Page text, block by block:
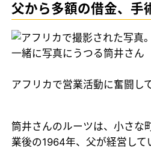
父から多額の借金、手
アフリカで営業活動に奮闘し
筒井さんのルーツは、小さな
業後の1964年、父が経営し